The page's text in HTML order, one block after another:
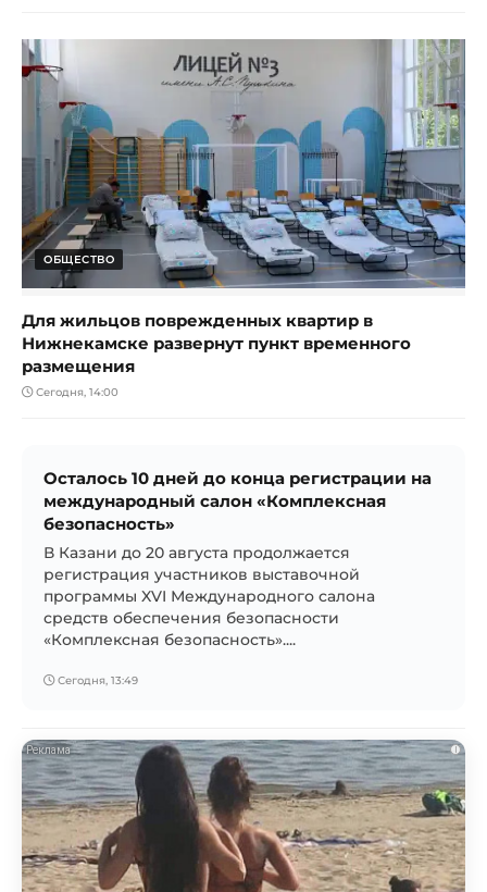
ОБЩЕСТВО
Для жильцов поврежденных квартир в
Нижнекамске развернут пункт временного
размещения
Сегодня, 14:00
Осталось 10 дней до конца регистрации на
международный салон «Комплексная
безопасность»
В Казани до 20 августа продолжается
регистрация участников выставочной
программы XVI Международного салона
средств обеспечения безопасности
«Комплексная безопасность»....
Сегодня, 13:49
i